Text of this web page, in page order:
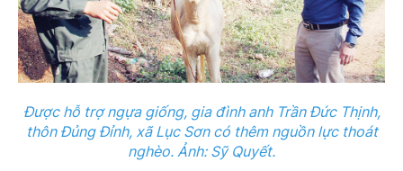
Được hỗ trợ ngựa giống, gia đình anh Trần Đức Thịnh,
thôn Đủng Đỉnh, xã Lục Sơn có thêm nguồn lực thoát
nghèo. Ảnh: Sỹ Quyết.